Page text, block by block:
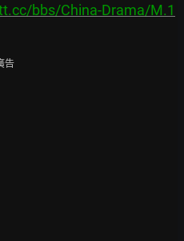
bbs/China-Drama/M.1
告